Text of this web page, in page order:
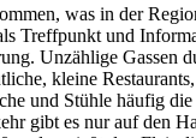
was in der
Treffpunkt und
Unzählige Gassen
kleine
und Stühle häufig die
gibt es nur auf den